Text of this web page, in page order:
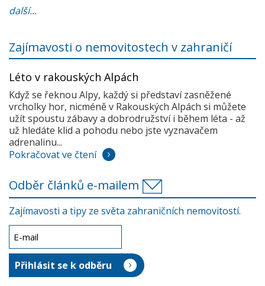
další...
Zajímavosti o nemovitostech v zahraničí
Léto v rakouských Alpách
Když se řeknou Alpy, každý si představí zasněžené
vrcholky hor, nicméně v Rakouských Alpách si můžete
užít spoustu zábavy a dobrodružství i během léta - až
už hledáte klid a pohodu nebo jste vyznavačem
adrenalinu...
Pokračovat ve čtení
Odběr článků e-mailem
Zajímavosti a tipy ze světa zahraničních nemovitostí.